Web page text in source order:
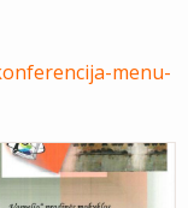
menu-